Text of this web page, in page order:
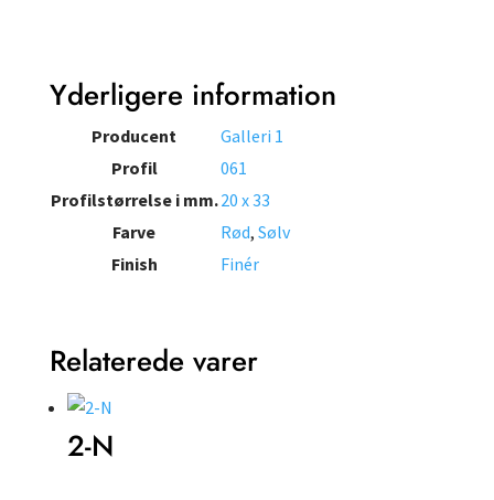
Yderligere information
Producent
Galleri 1
Profil
061
Profilstørrelse i mm.20 x 33
Farve
Rød, Sølv
Finish
Finér
Relaterede varer
2-N